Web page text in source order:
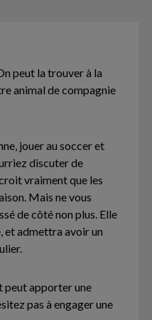
peut la trouver à la
animal de compagnie
jouer au soccer et
discuter de
vraiment que les
Mais ne vous
de côté non plus. Elle
et admettra avoir un
peut apporter une
pas à engager une